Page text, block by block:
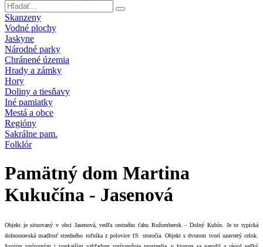
Skanzeny
Vodné plochy
Jaskyne
Národné parky
Chránené územia
Hrady a zámky
Hory
Doliny a tiesňavy
Iné pamiatky
Mestá a obce
Regióny
Sakrálne pam.
Folklór
Pamätný dom Martina
Kukučína - Jasenová
Objekt je situovaný v obci Jasenová, vedľa cestného ťahu Ružomberok – Dolný Kubín. Je to typická
dolnooravská usadlosť stredného roľníka z polovice 19. storočia. Objekt s dvorom tvorí uzavretý celok.